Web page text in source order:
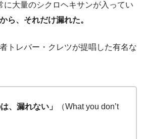
に大量のシクロヘキサンが入ってい
ら、それだけ漏れた。
トレバー・クレツが提唱した有名な
、漏れない」
（What you don’t